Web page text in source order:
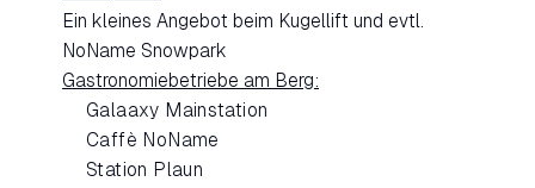
Ein kleines Angebot beim Kugellift und evtl.
NoName Snowpark
Gastronomiebetriebe am Berg:
Galaaxy Mainstation
Caffè NoName
Station Plaun